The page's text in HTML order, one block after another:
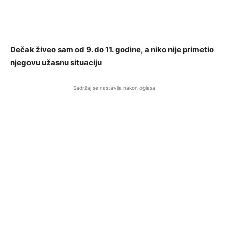
Dečak živeo sam od 9. do 11. godine, a niko nije primetio
njegovu užasnu situaciju
Sadržaj se nastavlja nakon oglasa